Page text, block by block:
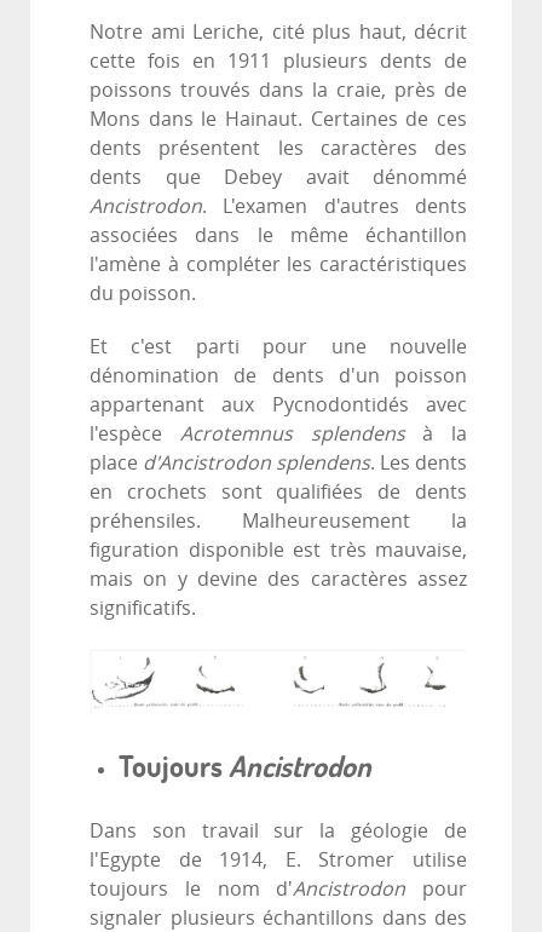
Notre ami Leriche, cité plus haut, décrit
cette fois en 1911 plusieurs dents de
poissons trouvés dans la craie, près de
Mons dans le Hainaut. Certaines de ces
dents présentent les caractères des
dents que Debey avait dénommé
Ancistrodon. L'examen d'autres dents
associées dans le même échantillon
l'amène à compléter les caractéristiques
du poisson.
Et c'est parti pour une nouvelle
dénomination de dents d'un poisson
appartenant aux Pycnodontidés avec
l'espèce Acrotemnus splendensà la
place d'Ancistrodon splendens. Les dents
en crochets sont qualifiées de dents
préhensiles. Malheureusement la
figuration disponible est très mauvaise,
mais on y devine des caractères assez
significatifs.
ToujoursAncistrodon
Dans son travail sur la géologie de
l'Egypte de 1914, E. Stromer utilise
toujours le nom d'Ancistrodon pour
signaler plusieurs échantillons dans des